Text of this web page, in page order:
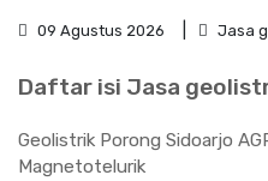
09 Agustus 2026 Jasa
Daftar isi Jasa
Geolistrik Porong Sidoarjo
Magnetotelurik